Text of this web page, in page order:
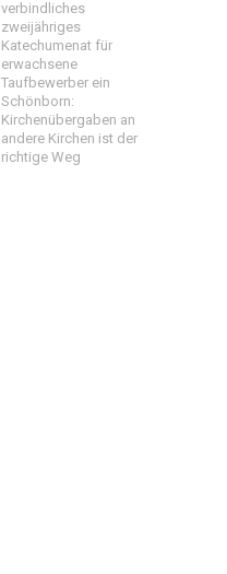
verbindliches
zweijähriges
Katechumenat für
erwachsene
Taufbewerber ein
Schönborn:
Kirchenübergaben an
andere Kirchen ist der
richtige Weg